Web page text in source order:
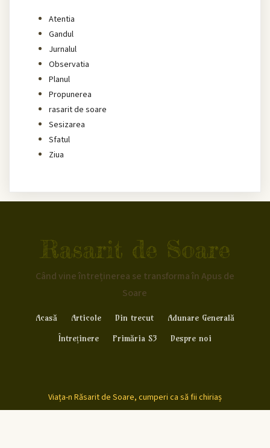
Atentia
Gandul
Jurnalul
Observatia
Planul
Propunerea
rasarit de soare
Sesizarea
Sfatul
Ziua
Rasarit de Soare
Când vine întreținerea se transforma în Apus de
Soare
Acasă Articole Din trecut
Adunare Generală
Întreținere
Primăria S3 Despre noi
Viața-n Răsarit de Soare, cumperi ca să fii chiriaș